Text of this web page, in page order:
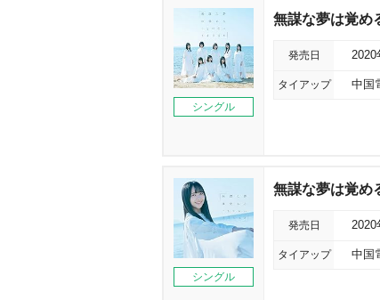
シングル
無謀な夢は覚め
発売日 2020
タイアップ 中国
シングル
無謀な夢は覚め
発売日 2020
タイアップ 中国